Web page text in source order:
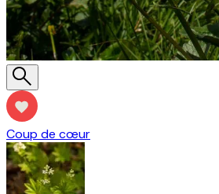
Coup de cœur